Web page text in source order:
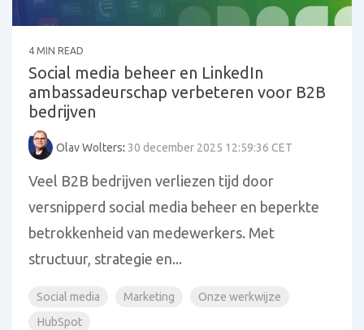
4 MIN READ
Social media beheer en LinkedIn
ambassadeurschap verbeteren voor B2B
bedrijven
Olav Wolters: 30 december 2025 12:59:36 CET
Veel B2B bedrijven verliezen tijd door
versnipperd social media beheer en beperkte
betrokkenheid van medewerkers. Met
structuur, strategie en...
Social media Marketing
Onze werkwijze
HubSpot